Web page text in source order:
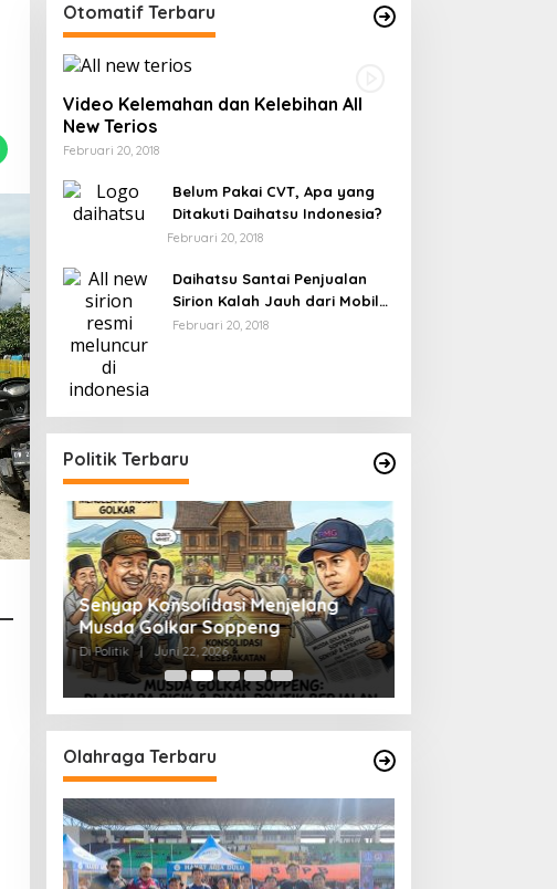
Otomatif Terbaru
Video Kelemahan dan Kelebihan All
New Terios
Februari 20, 2018
Belum Pakai CVT, Apa yang
Ditakuti Daihatsu Indonesia?
Februari 20, 2018
Daihatsu Santai Penjualan
Sirion Kalah Jauh dari Mobil
LCGC
Februari 20, 2018
Politik Terbaru
Senyap Konsolidasi Menjelang
Musda Golkar Soppeng
Di Politik | Juni 22, 2026
Olahraga Terbaru